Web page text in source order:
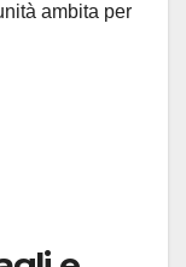
ambita per